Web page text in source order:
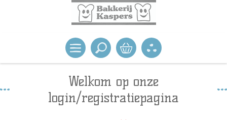
Welkom op onze
login/registratiepagina